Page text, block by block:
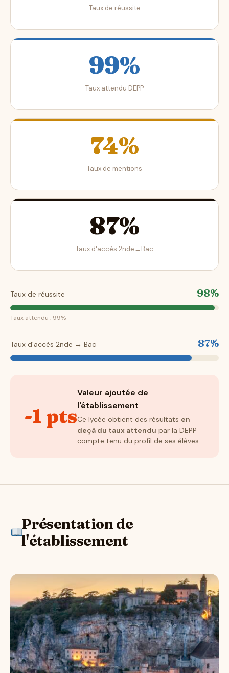
Taux de réussite
99%
Taux attendu DEPP
74%
Taux de mentions
87%
Taux d'accès 2nde→Bac
Taux de réussite 98%
Taux attendu : 99%
Taux d'accès 2nde → Bac 87%
-1 pts
Valeur ajoutée de
l'établissement
Ce lycée obtient des résultats en
deçà du taux attendu par la DEPP
compte tenu du profil de ses élèves.
Présentation de
l'établissement